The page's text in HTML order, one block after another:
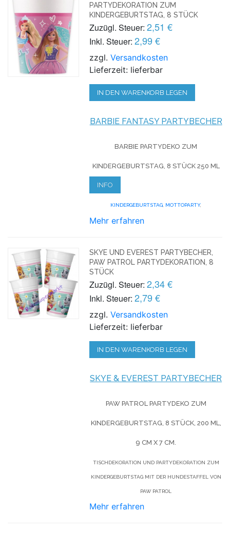
PARTYDEKORATION ZUM
KINDERGEBURTSTAG, 8 STÜCK
Zuzügl. Steuer: 2,51 €
Inkl. Steuer: 2,99 €
zzgl.Versandkosten
Lieferzeit: lieferbar
IN DEN WARENKORB LEGEN
BARBIE FANTASY PARTYBECHER
BARBIE PARTYDEKO ZUM
KINDERGEBURTSTAG, 8 STÜCK 250 ML
INFO
KINDERGEBURTSTAG MOTTOPARTY,
Mehr erfahren
SKYE UND EVEREST PARTYBECHER,
PAW PATROL PARTYDEKORATION, 8
STÜCK
Zuzügl. Steuer: 2,34 €
Inkl. Steuer: 2,79 €
zzgl.Versandkosten
Lieferzeit: lieferbar
IN DEN WARENKORB LEGEN
SKYE & EVEREST PARTYBECHER
PAW PATROL PARTYDEKO ZUM
KINDERGEBURTSTAG, 8 STÜCK, 200 ML,
9 CM X 7 CM.
TISCHDEKORATION UND PARTYDEKORATION ZUM
KINDERGEBURTSTAG MIT DER HUNDESTAFFEL VON
PAW PATROL
Mehr erfahren